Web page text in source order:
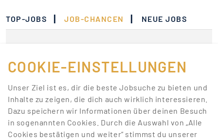
TOP-JOBS | JOB-CHANCEN | NEUE JOBS
Jobs, die deinen
Suchkriterien
entsprechen.
Lass dich über neue Job-Chancen zu deiner Suche
mit Job-Alerts automatisch informieren!
COOKIE-EINSTELLUNGEN
Unser Ziel ist es, dir die beste Jobsuche zu bieten und
Inhalte zu zeigen, die dich auch wirklich interessieren.
Dazu speichern wir Informationen über deinen Besuch
in sogenannten Cookies. Durch die Auswahl von „Alle
Cookies bestätigen und weiter“ stimmst du unserer